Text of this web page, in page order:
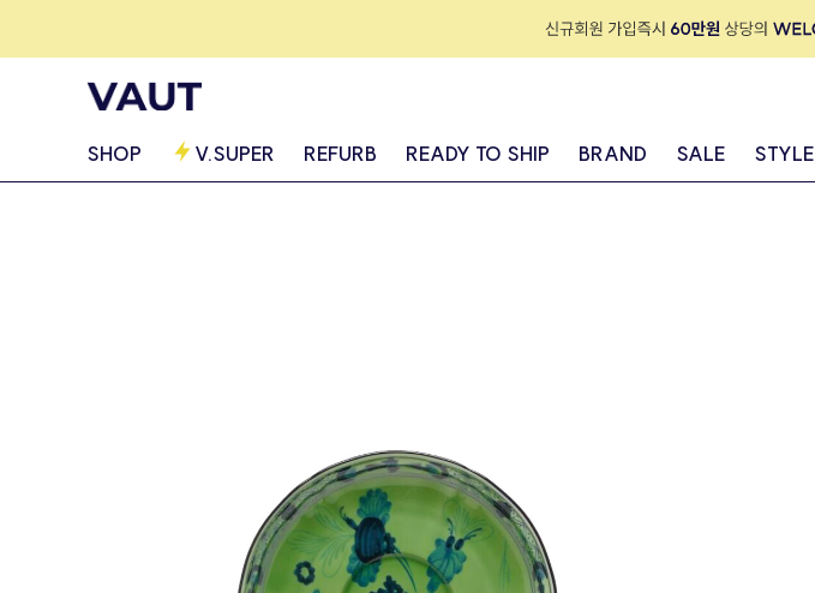
SHOP V.SUPER REFURB READY TO SHIP BRAND SALE STYLE